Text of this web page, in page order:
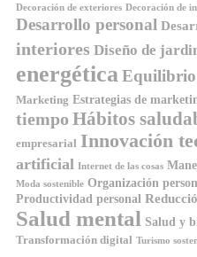
Decoración de exteriores Decoración de
Desarrollo personal
interiores Diseño de
energéticaEquilibrio
Marketing Estrategias de
tiempo Hábitos
empresarial Innovación
artificial Internet de las cosas
Moda sostenible Organización
Productividad personal
Salud mental Salud y
Transformación digital Turismo